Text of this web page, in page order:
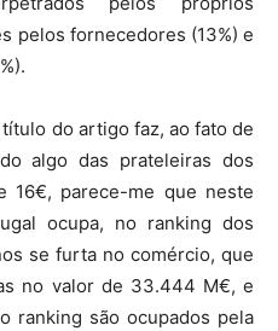
pelos fornecedores (13%) e
do artigo faz, ao fato de
algo das prateleiras dos
16€, parece-me que neste
ocupa, no ranking dos
se furta no comércio, que
no valor de 33.444 M€, e
ranking são ocupados pela